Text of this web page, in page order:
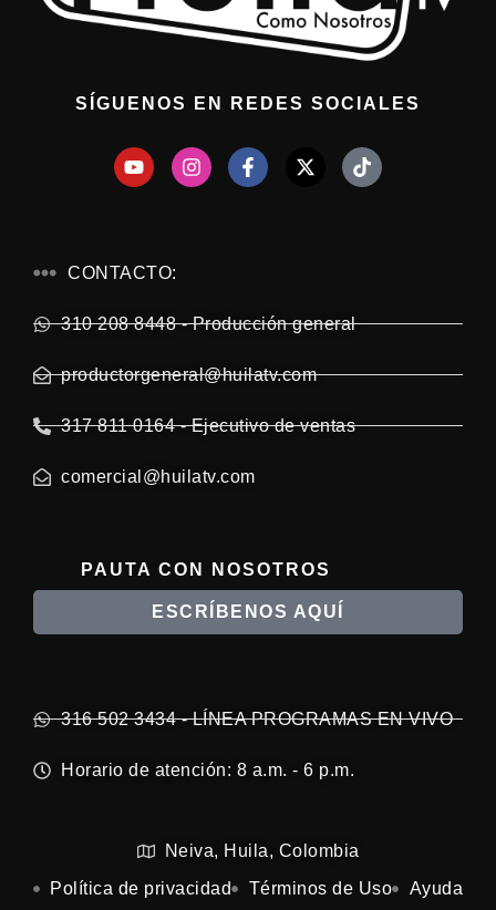
SÍGUENOS EN REDES SOCIALES
CONTACTO:
310 208 8448 - Producción general
productorgeneral@huilatv.com
317 811 0164 - Ejecutivo de ventas
comercial@huilatv.com
PAUTA CON NOSOTROS
ESCRÍBENOS AQUÍ
316 502 3434 - LÍNEA PROGRAMAS EN VIVO
Horario de atención: 8 a.m. - 6 p.m.
Neiva, Huila, Colombia
Política de privacidad
Términos de Uso Ayuda